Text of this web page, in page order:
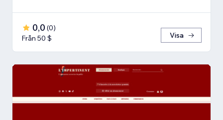
0,0 (0)
Från 50 $
Visa